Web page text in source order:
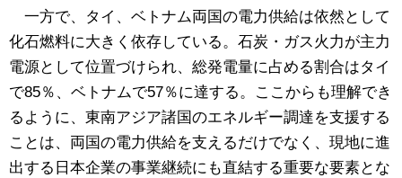
一方で、タイ、ベトナム両国の電力供給は依然として
化石燃料に大きく依存している。石炭・ガス火力が主力
電源として位置づけられ、総発電量に占める割合はタイ
で85％、ベトナムで57％に達する。ここからも理解でき
るように、東南アジア諸国のエネルギー調達を支援する
ことは、両国の電力供給を支えるだけでなく、現地に進
出する日本企業の事業継続にも直結する重要な要素とな